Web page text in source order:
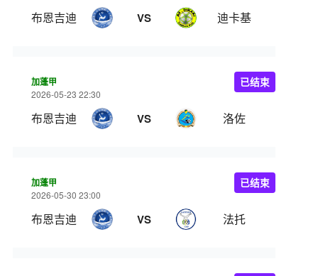
布恩吉迪 VS 迪卡基
加蓬甲
2026-05-23 22:30
布恩吉迪 VS 洛佐
已结束
加蓬甲
2026-05-30 23:00
布恩吉迪 VS 法托
已结束